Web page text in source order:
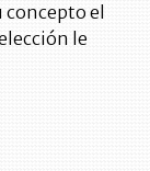
concepto el
le